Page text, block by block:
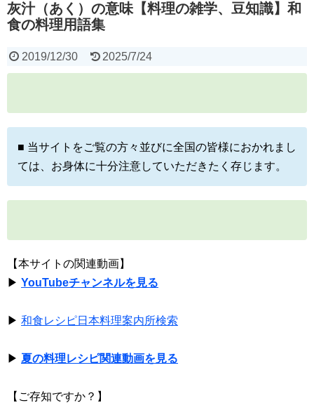
灰汁（あく）の意味【料理の雑学、豆知識】和
食の料理用語集
2019/12/30 2025/7/24
■ 当サイトをご覧の方々並びに全国の皆様におかれまし
ては、お身体に十分注意していただきたく存じます。
【本サイトの関連動画】
▶ YouTubeチャンネルを見る
▶ 和食レシピ日本料理案内所検索
▶ 夏の料理レシピ関連動画を見る
【ご存知ですか？】